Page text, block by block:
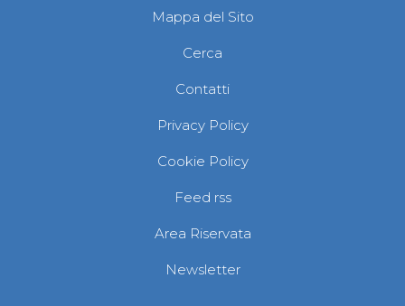
Albi Federali
Arti marziali
Aikido
Ju Jitsu
Sumo
Capoeira
Grappling
BJJ
Pancrazio/Pankration
S'istrumpa
News
Calendario Attività
Difesa Personale MGA
La disciplina
News
Merchandising
Mappa del Sito
Cerca
Contatti
Privacy Policy
Cookie Policy
Feed rss
Area Riservata
Newsletter